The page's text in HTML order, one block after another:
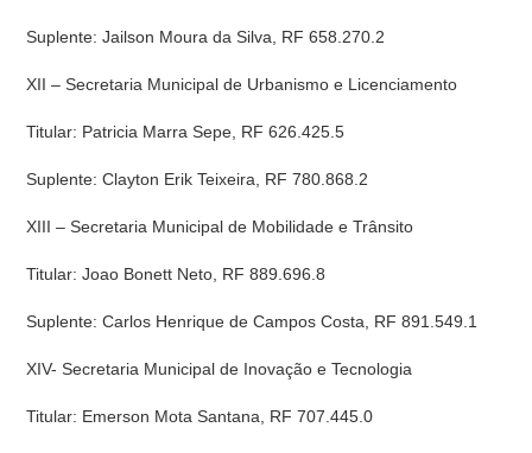
Suplente: Jailson Moura da Silva, RF 658.270.2
XII – Secretaria Municipal de Urbanismo e Licenciamento
Titular: Patricia Marra Sepe, RF 626.425.5
Suplente: Clayton Erik Teixeira, RF 780.868.2
XIII – Secretaria Municipal de Mobilidade e Trânsito
Titular: Joao Bonett Neto, RF 889.696.8
Suplente: Carlos Henrique de Campos Costa, RF 891.549.1
XIV- Secretaria Municipal de Inovação e Tecnologia
Titular: Emerson Mota Santana, RF 707.445.0